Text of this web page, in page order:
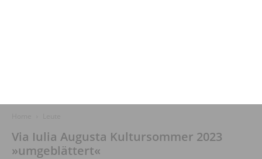
Via Iulia Augusta Kultursommer 2023
»umgeblättert«